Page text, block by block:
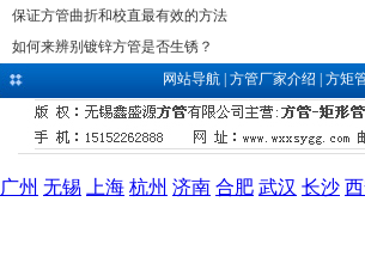
保证方管曲折和校直最有效的方法
如何来辨别镀锌方管是否生锈？
网站导航| 方管厂家介绍 方矩
广州 无锡 上海 杭州 济南 合肥 武汉 长沙